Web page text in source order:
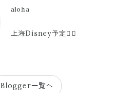
aloha
上海Disney予定🫪🩷
Blogger一覧へ